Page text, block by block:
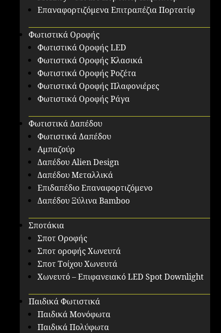
Επαναφορτιζόμενα Επιτραπέζια Πορτατίφ
Φωτιστικά Οροφής
Φωτιστικά Οροφής LED
Φωτιστικά Οροφής Κλασικά
Φωτιστικά Οροφής Ροζέτα
Φωτιστικά Οροφής Πλαφονιέρες
Φωτιστικά Οροφής Ράγα
Φωτιστικά Δαπέδου
Φωτιστικά Δαπέδου
Αμπαζούρ
Δαπέδου Alien Design
Δαπέδου Μεταλλικά
Επιδαπέδιο Επαναφορτιζόμενο
Δαπέδου Ξύλινα Bamboo
Σποτάκια
Σποτ Οροφής
Σποτ οροφής Χωνευτά
Σποτ Τοίχου Χωνευτά
Χωνευτό – Επιφανειακό LED Spot Downlight
Παιδικά Φωτιστικά
Παιδικά Μονόφωτα
Παιδικά Πολύφωτα